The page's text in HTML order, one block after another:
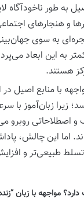
به طور ناخودآگاه
و هنجارهای
به سوی
به این ابعاد
هستند.
با منابع اصیل در
زیرا زبان‌آموز با
اصطلاحاتی روبرو
اما این چالش،
تسلط طبیعی‌تر و